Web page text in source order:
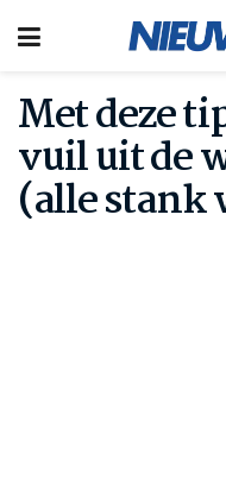
Met deze
vuil uit de
(alle stank